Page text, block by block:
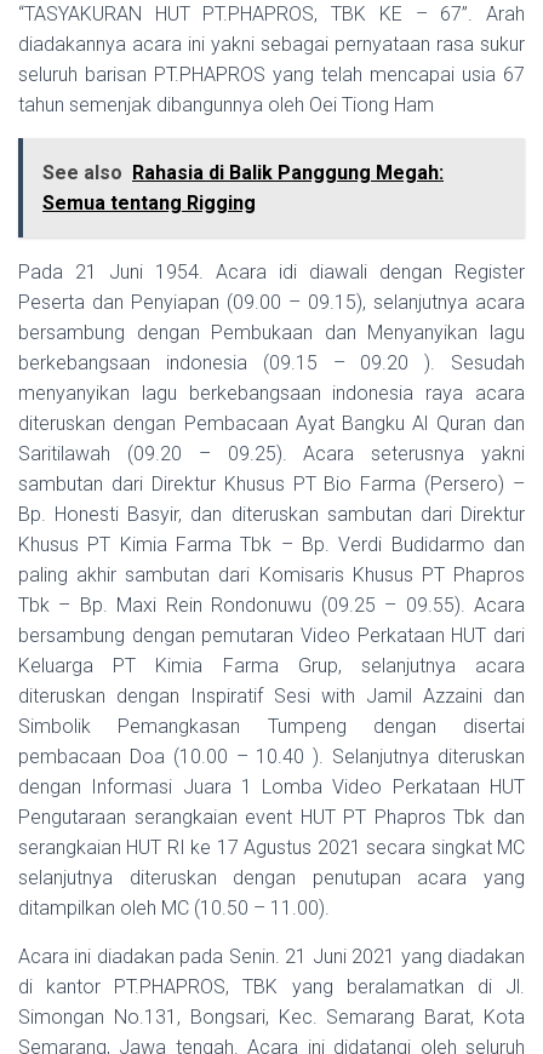
“TASYAKURAN HUT PT.PHAPROS, TBK KE – 67”. Arah
diadakannya acara ini yakni sebagai pernyataan rasa sukur
seluruh barisan PT.PHAPROS yang telah mencapai usia 67
tahun semenjak dibangunnya oleh Oei Tiong Ham
See also Rahasia di Balik Panggung Megah:
Semua tentang Rigging
Pada 21 Juni 1954. Acara idi diawali dengan Register
Peserta dan Penyiapan (09.00 – 09.15), selanjutnya acara
bersambung dengan Pembukaan dan Menyanyikan lagu
berkebangsaan indonesia (09.15 – 09.20 ). Sesudah
menyanyikan lagu berkebangsaan indonesia raya acara
diteruskan dengan Pembacaan Ayat Bangku Al Quran dan
Saritilawah (09.20 – 09.25). Acara seterusnya yakni
sambutan dari Direktur Khusus PT Bio Farma (Persero) –
Bp. Honesti Basyir, dan diteruskan sambutan dari Direktur
Khusus PT Kimia Farma Tbk – Bp. Verdi Budidarmo dan
paling akhir sambutan dari Komisaris Khusus PT Phapros
Tbk – Bp. Maxi Rein Rondonuwu (09.25 – 09.55). Acara
bersambung dengan pemutaran Video Perkataan HUT dari
Keluarga PT Kimia Farma Grup, selanjutnya acara
diteruskan dengan Inspiratif Sesi with Jamil Azzaini dan
Simbolik Pemangkasan Tumpeng dengan disertai
pembacaan Doa (10.00 – 10.40 ). Selanjutnya diteruskan
dengan Informasi Juara 1 Lomba Video Perkataan HUT
Pengutaraan serangkaian event HUT PT Phapros Tbk dan
serangkaian HUT RI ke 17 Agustus 2021 secara singkat MC
selanjutnya diteruskan dengan penutupan acara yang
ditampilkan oleh MC (10.50 – 11.00).
Acara ini diadakan pada Senin. 21 Juni 2021 yang diadakan
di kantor PT.PHAPROS, TBK yang beralamatkan di Jl.
Simongan No.131, Bongsari, Kec. Semarang Barat, Kota
Semarang, Jawa tengah. Acara ini didatangi oleh seluruh